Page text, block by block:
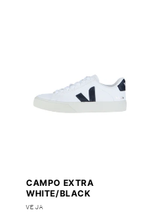
CAMPO EXTRA
WHITE/BLACK
Anbieter:
VEJA